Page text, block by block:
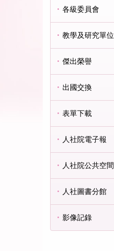
各級委員會
教學及研究單位
傑出榮譽
出國交換
表單下載
人社院電子報
人社院公共空間
人社圖書分館
影像記錄